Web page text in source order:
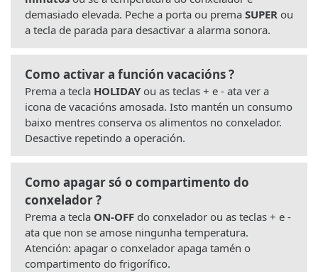
demasiado elevada. Peche a porta ou prema SUPER ou
a tecla de parada para desactivar a alarma sonora.
Como activar a función vacacións ?
Prema a tecla HOLIDAY ou as teclas + e - ata ver a
icona de vacacións amosada. Isto mantén un consumo
baixo mentres conserva os alimentos no conxelador.
Desactive repetindo a operación.
Como apagar só o compartimento do
conxelador ?
Prema a tecla ON-OFF do conxelador ou as teclas + e -
ata que non se amose ningunha temperatura.
Atención: apagar o conxelador apaga tamén o
compartimento do frigorífico.